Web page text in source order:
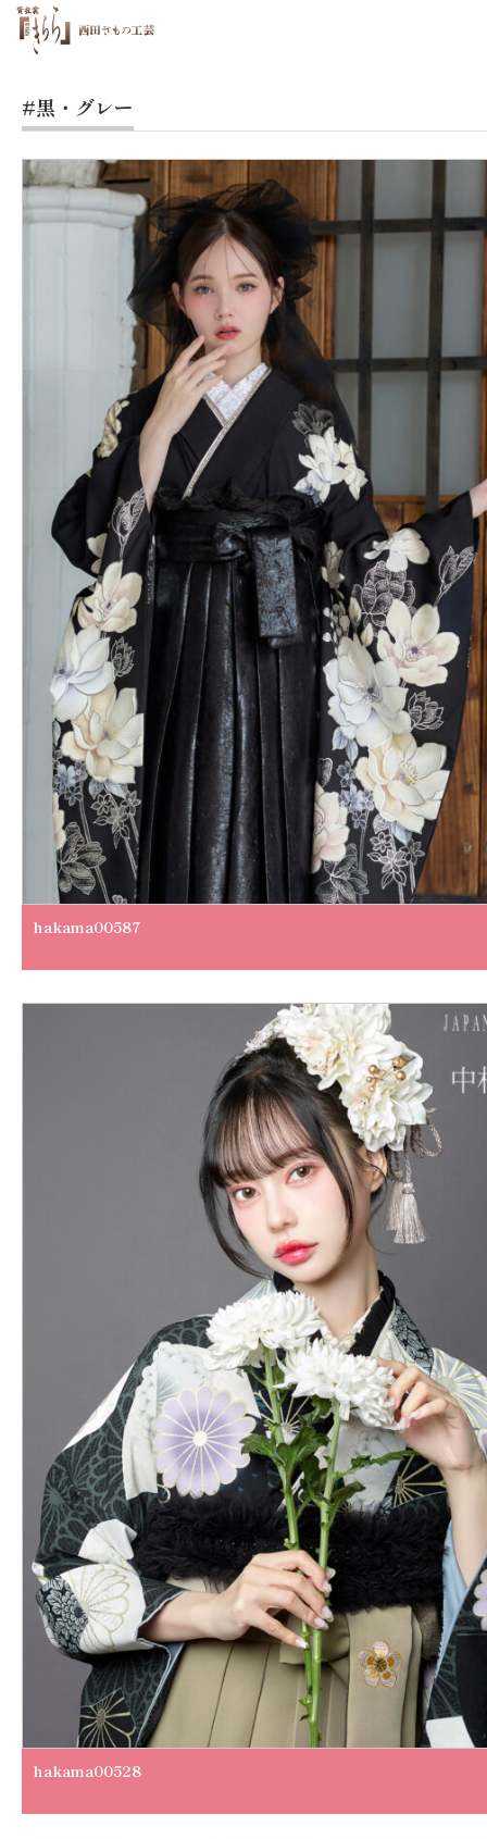
#黒・グレー
hakama00587
hakama00528